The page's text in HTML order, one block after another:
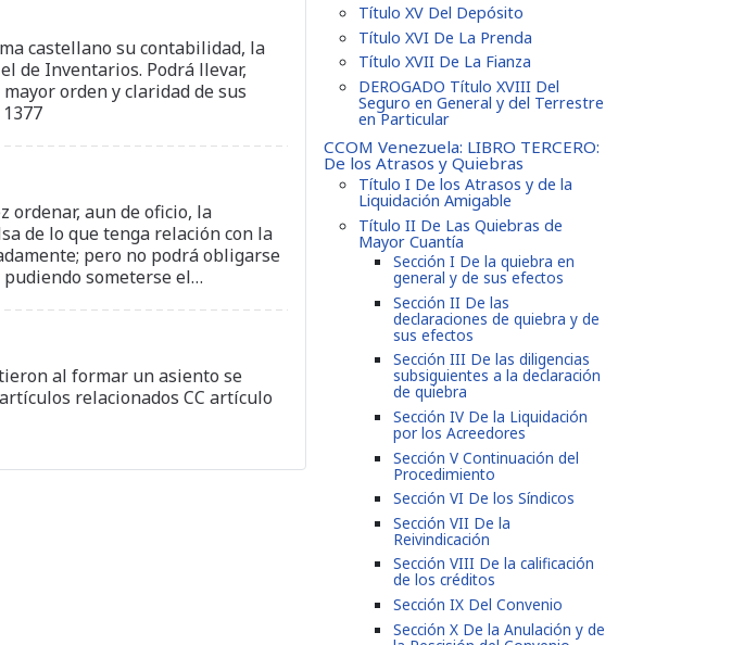
castellano su contabilidad, la
de Inventarios. Podrá llevar,
orden y claridad de sus
ordenar, aun de oficio, la
de lo que tenga relación con la
pero no podrá obligarse
someterse el…
al formar un asiento se
relacionados CC artículo
Título XV Del Depósito
Título XVI De La Prenda
Título XVII De La Fianza
DEROGADO Título XVIII Del
Seguro en General y del Terrestre
en Particular
CCOM Venezuela: LIBRO TERCERO:
De los Atrasos y Quiebras
Título I De los Atrasos y de la
Liquidación Amigable
Título II De Las Quiebras de
Mayor Cuantía
Sección I De la quiebra en
general y de sus efectos
Sección II De las
declaraciones de quiebra y de
sus efectos
Sección III De las diligencias
subsiguientes a la declaración
de quiebra
Sección IV De la Liquidación
por los Acreedores
Sección V Continuación del
Procedimiento
Sección VI De los Síndicos
Sección VII De la
Reivindicación
Sección VIII De la calificación
de los créditos
Sección IX Del Convenio
Sección X De la Anulación y de